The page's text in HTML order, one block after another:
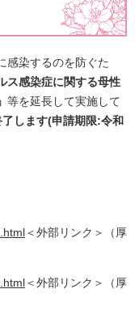
感染するのを防ぐた
ス感染症に関する母性
等を延長して実施して
します(申請期限:令和
＜外部リンク＞
（厚
＜外部リンク＞
​（厚